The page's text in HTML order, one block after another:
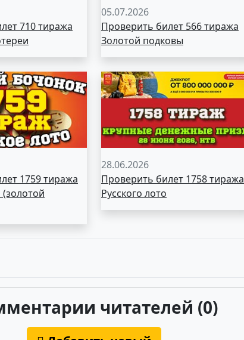
710 тиража
05.07.2026
Проверить билет 566 тиража
Золотой подковы
1759 тиража
(золотой
28.06.2026
Проверить билет 1758 тиража
Русского лото
читателей (0)